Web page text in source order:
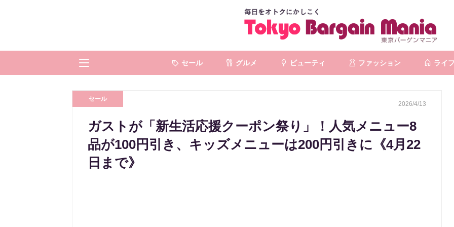
セール グルメ ビューティ ファッション ライフ
セール
2026/4/13
ガストが「新生活応援クーポン祭り」！人気メニュー8
品が100円引き、キッズメニューは200円引きに《4月22
日まで》